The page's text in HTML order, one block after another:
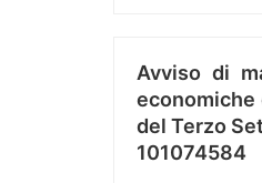
Avviso di
economiche
del Terzo
101074584